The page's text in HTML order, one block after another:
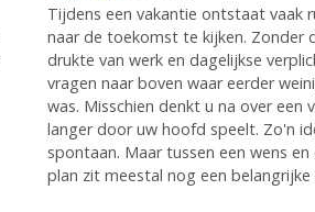
Tijdens een vakantie ontstaat vaak
naar de toekomst te kijken. Zonder
drukte van werk en dagelijkse
vragen naar boven waar eerder
was. Misschien denkt u na over een
langer door uw hoofd speelt. Zo'n
spontaan. Maar tussen een wens
plan zit meestal nog een belangrijke